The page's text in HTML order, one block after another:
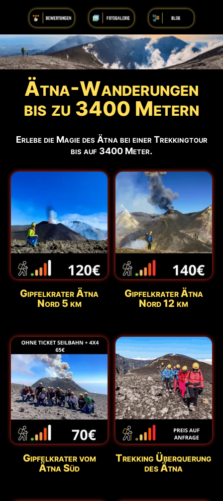
Ätna-Wanderungen
bis zu 3400 Metern
Erlebe die Magie des Ätna bei einer Trekkingtour
bis auf 3400 Meter.
Gipfelkrater Ätna
Nord 5 km
Gipfelkrater Ätna
Nord 12 km
Gipfelkrater vom
Ätna Süd
Trekking Überquerung
des Ätna